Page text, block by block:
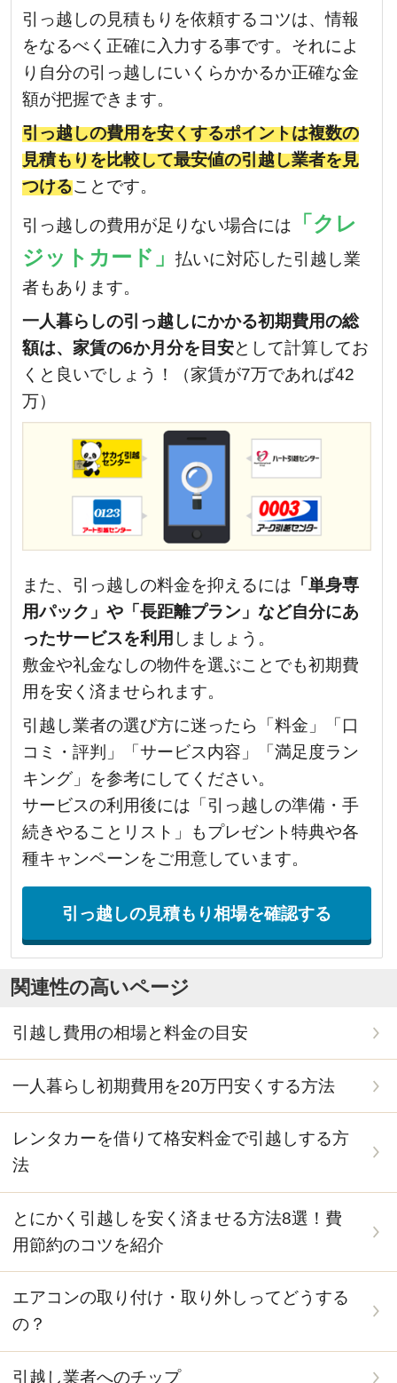
引っ越しの見積もりを依頼するコツは、情報
をなるべく正確に入力する事です。それによ
り自分の引っ越しにいくらかかるか正確な金
額が把握できます。
引っ越しの費用を安くするポイントは複数の
見積もりを比較して最安値の引越し業者を見
つけることです。
引っ越しの費用が足りない場合には
「クレ
ジットカード」
払いに対応した引越し業
者もあります。
一人暮らしの引っ越しにかかる初期費用の総
額は、家賃の6か月分を目安として計算してお
くと良いでしょう！（家賃が7万であれば42
万）
また、引っ越しの料金を抑えるには 「単身専
用パック」や「長距離プラン」など自分にあ
ったサービスを利用 しましょう。
敷金や礼金なしの物件を選ぶことでも初期費
用を安く済ませられます。
引越し業者の選び方に迷ったら「料金」「口
コミ・評判」「サービス内容」「満足度ラン
キング」を参考にしてください。
サービスの利用後には「引っ越しの準備・手
続きやることリスト」もプレゼント特典や各
種キャンペーンをご用意しています。
引っ越しの見積もり相場を確認する
関連性の高いページ
引越し費用の相場と料金の目安
一人暮らし初期費用を20万円安くする方法
レンタカーを借りて格安料金で引越しする方
法
とにかく引越しを安く済ませる方法8選！費
用節約のコツを紹介
エアコンの取り付け・取り外しってどうする
の？
引越し業者へのチップ